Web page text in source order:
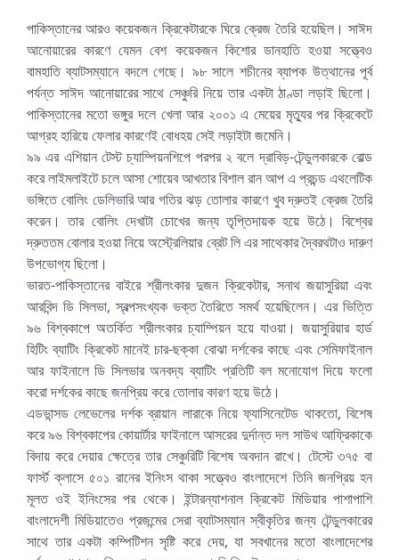
পাকিস্তানের আরও কয়েকজন ক্রিকেটারকে ঘিরে ক্রেজ তৈরি হয়েছিল। সাঈদ
আনোয়ারের কারণে যেমন বেশ কয়েকজন কিশোর ডানহাতি হওয়া সত্ত্বেও
বামহাতি ব্যাটসম্যানে বদলে গেছে। ৯৮ সালে শচীনের ব্যাপক উত্থানের পূর্ব
পর্যন্ত সাঈদ আনোয়ারের সাথে সেঞ্চুরি নিয়ে তার একটা ঠাণ্ডা লড়াই ছিলো।
পাকিস্তানের মতো ভঙ্গুর দলে খেলা আর ২০০১ এ মেয়ের মৃত্যুর পর ক্রিকেটে
আগ্রহ হারিয়ে ফেলার কারণেই বোধহয় সেই লড়াইটা জমেনি।
৯৯ এর এশিয়ান টেস্ট চ্যাম্পিয়নশিপে পরপর ২ বলে দ্রাবিড়-টেন্ডুলকারকে বোল্ড
করে লাইমলাইটে চলে আসা শোয়েব আখতার বিশাল রান আপ এ প্রচন্ড এথলেটিক
ভঙ্গিতে বোলিং ডেলিভারি আর গতির ঝড় তোলার কারণে খুব দ্রুতই ক্রেজ তৈরি
করেন। তার বোলিং দেখাটা চোখের জন্য তৃপ্তিদায়ক হয়ে উঠে। বিশ্বের
দ্রুততম বোলার হওয়া নিয়ে অস্ট্রেলিয়ার ব্রেট লি এর সাথেকার দ্বৈরথটাও দারুণ
উপভোগ্য ছিলো।
ভারত-পাকিস্তানের বাইরে শ্রীলংকার দুজন ক্রিকেটার, সনাথ জয়াসুরিয়া এবং
আরবিন্দ ডি সিলভা, স্বল্পসংখ্যক ভক্ত তৈরিতে সমর্থ হয়েছিলেন। এর ভিত্তি
৯৬ বিশ্বকাপে অতর্কিত শ্রীলংকার চ্যাম্পিয়ন হয়ে যাওয়া। জয়াসুরিয়ার হার্ড
হিটিং ব্যাটিং ক্রিকেট মানেই চার-ছক্কা বোঝা দর্শকের কাছে এবং সেমিফাইনাল
আর ফাইনালে ডি সিলভার অনবদ্য ব্যাটিং প্রতিটি বল মনোযোগ দিয়ে ফলো
করো দর্শকের কাছে জনপ্রিয় করে তোলার কারণ হয়ে উঠে।
এডভান্সড লেভেলের দর্শক ব্রায়ান লারাকে নিয়ে ফ্যাসিনেটেড থাকতো, বিশেষ
করে ৯৬ বিশ্বকাপের কোয়ার্টার ফাইনালে আসরের দুর্দান্ত দল সাউথ আফ্রিকাকে
বিদায় করে দেয়ার ক্ষেত্রে তার সেঞ্চুরিটি বিশেষ অবদান রাখে। টেস্টে ৩৭৫ বা
ফার্স্ট ক্লাসে ৫০১ রানের ইনিংস থাকা সত্ত্বেও বাংলাদেশে তিনি জনপ্রিয় হন
মূলত ওই ইনিংসের পর থেকে। ইন্টারন্যাশনাল ক্রিকেট মিডিয়ার পাশাপাশি
বাংলাদেশী মিডিয়াতেও প্রজন্মের সেরা ব্যাটসম্যান স্বীকৃতির জন্য টেন্ডুলকারের
সাথে তার একটা কম্পিটিশন সৃষ্টি করে দেয়, যা সবখানের মতো বাংলাদেশের